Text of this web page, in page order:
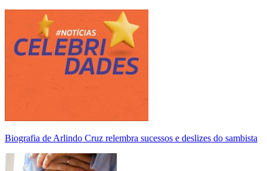
Biografia de Arlindo Cruz relembra sucessos e deslizes do sambista